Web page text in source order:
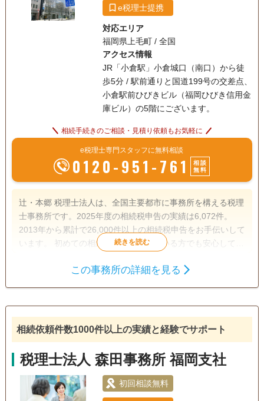
e税理士提携
対応エリア
福岡県上毛町 / 全国
アクセス情報
JR「小倉駅」小倉城口（南口）から徒
歩5分 / 駅前通りと国道199号の交差点、
小倉駅前ひびきビル（福岡ひびき信用金
庫ビル）の5階にございます。
相続手続きのご相談・見積り依頼もお気軽に
e税理士専門スタッフに無料相談
0120-951-761
相談
無料
辻・本郷 税理士法人は、全国主要都市に事務所を構える税理
士事務所です。2025年度の相続税申告の実績は6,072件。
2013年から累計で26,000件以上の相続税申告をお手伝いして
います。 初めての相続で不安を感じている方でも安心して相
サービスを提供するために、小さなお悩みやご事情まできめ
生前贈与
訪問可 土日相談可 初回相談無料 オンライン面談可
この事務所の詳細を見る
相続依頼件数1000件以上の実績と経験でサポート
税理士法人 森田事務所 福岡支社
初回相談無料